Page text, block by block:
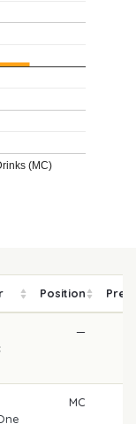
(MC)
Position
—
MC